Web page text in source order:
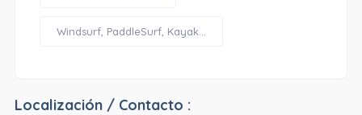
Windsurf, PaddleSurf, Kayak...
Localización / Contacto :